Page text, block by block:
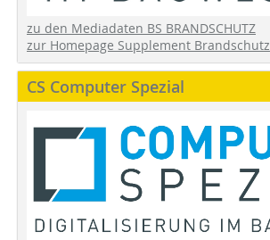
zu den Mediadaten BS BRANDSCHUTZ
zur Homepage Supplement Brandschutz
CS Computer Spezial